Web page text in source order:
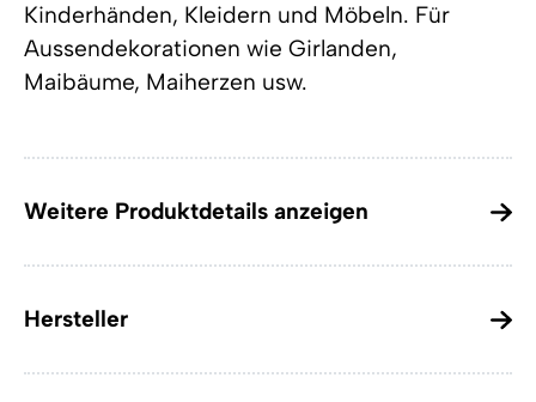
Kinderhänden, Kleidern und Möbeln. Für
Aussendekorationen wie Girlanden,
Maibäume, Maiherzen usw.
Weitere Produktdetails anzeigen
Hersteller